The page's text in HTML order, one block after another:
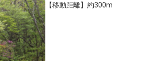
【移動距離】約300m